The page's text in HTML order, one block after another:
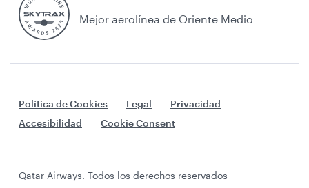
Mejor aerolínea de Oriente Medio
Política de Cookies Legal
Privacidad
Accesibilidad
Cookie Consent
Qatar Airways. Todos los derechos reservados